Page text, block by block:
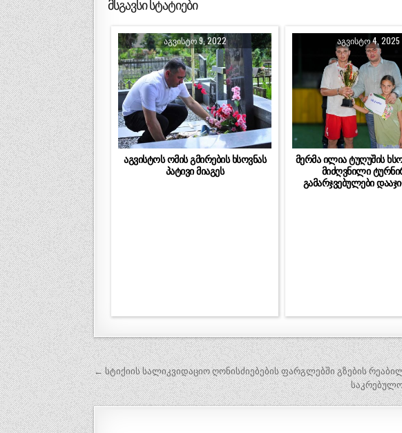
მსგავსი სტატიები
ᲐᲒᲕᲘᲡᲢᲝ 9, 2022
აგვისტოს ომის გმირების ხსოვნას
პატივი მიაგეს
ᲐᲒᲕᲘᲡᲢᲝ 4, 2025
მერმა ილია ტუღუშის
მიძღვნილი
გამარჯვებულები
პოსტის
ნავიგაცია
← სტიქიის სალიკვიდაციო ღონისძიებების ფარგლებში გზების